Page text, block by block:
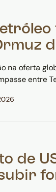
na oferta
entre
de